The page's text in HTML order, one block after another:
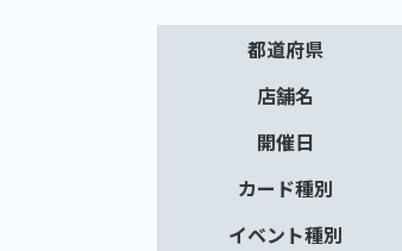
都道府県
店舗名
開催日
カード種別
イベント種別